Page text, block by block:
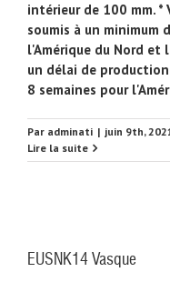
intérieur de 100 mm.
soumis à un minimum
l'Amérique du Nord et
un délai de
8 semaines pour
Par adminati | juin 9th,
Lire la suite
EUSNK14 Vasque